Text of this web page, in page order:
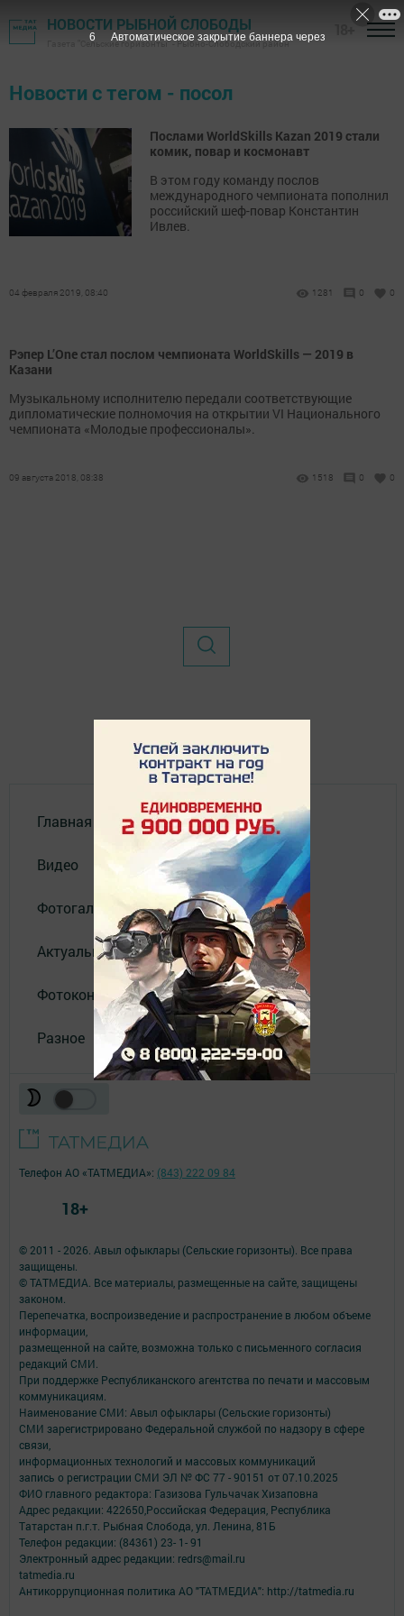
НОВОСТИ РЫБНОЙ СЛОБОДЫ
Газета "Сельские горизонты" - Рыбно-Слободский район
Новости с тегом - посол
Послами WorldSkills Kazan 2019 стали
комик, повар и космонавт
В этом году команду послов
международного чемпионата пополнил
российский шеф-повар Константин
Ивлев.
04 февраля 2019, 08:40 1281 0 0
Рэпер L’One стал послом чемпионата WorldSkills — 2019 в
Казани
Музыкальному исполнителю передали соответствующие
дипломатические полномочия на открытии VI Национального
чемпионата «Молодые профессионалы».
09 августа 2018, 08:38 1518 0 0
Главная
Видео
Фотогалереи
Актуальное видео
Фотоконкурс
Разное
© 2011 - 2026. Авыл офыклары (Сельские горизонты). Все права
защищены.
© ТАТМЕДИА. Все материалы, размещенные на сайте, защищены
законом.
Перепечатка, воспроизведение и распространение в любом объеме
информации,
размещенной на сайте, возможна только с письменного согласия
редакций СМИ.
При поддержке Республиканского агентства по печати и массовым
коммуникациям.
Наименование СМИ: Авыл офыклары (Сельские горизонты)
СМИ зарегистрировано Федеральной службой по надзору в сфере
связи,
информационных технологий и массовых коммуникаций
запись о регистрации СМИ ЭЛ № ФС 77 - 90151 от 07.10.2025
ФИО главного редактора: Газизова Гульчачак Хизаповна
Адрес редакции: 422650,Российская Федерация, Республика
Татарстан п.г.т. Рыбная Слобода, ул. Ленина, 81Б
Телефон редакции: (84361) 23- 1- 91
Электронный адрес редакции: redrs@mail.ru
tatmedia.ru
Антикоррупционная политика АО "ТАТМЕДИА": http://tatmedia.ru
Телефон АО «ТАТМЕДИА»: (843) 222 09 84
18+
6 Автоматическое закрытие баннера через